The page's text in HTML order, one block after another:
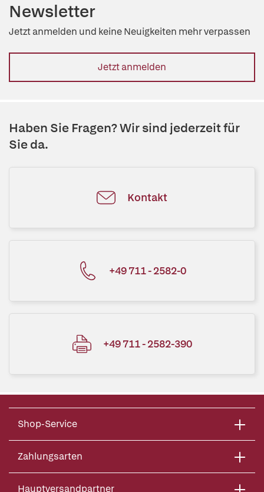
Newsletter
Jetzt anmelden und keine Neuigkeiten mehr verpassen
Jetzt anmelden
Haben Sie Fragen? Wir sind jederzeit für
Sie da.
Kontakt
+49 711 - 2582-0
+49 711 - 2582-390
Shop-Service
Zahlungsarten
Hauptversandpartner